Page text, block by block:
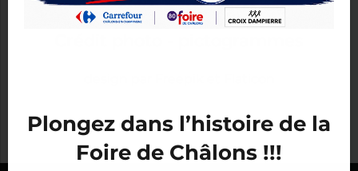
Plongez dans l’histoire de la
Foire de Châlons !!!